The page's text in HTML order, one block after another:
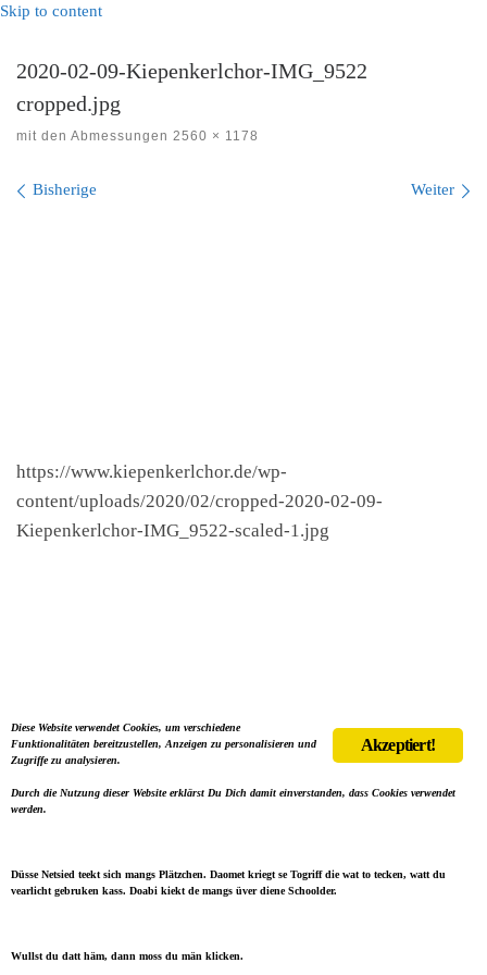
Skip to content
2020-02-09-Kiepenkerlchor-IMG_9522
cropped.jpg
mit den Abmessungen 2560 × 1178
Bilder Navigation
Bisherige Weiter
https://www.kiepenkerlchor.de/wp-
content/uploads/2020/02/cropped-2020-02-09-
Kiepenkerlchor-IMG_9522-scaled-1.jpg
Akzeptiert!
Diese Website verwendet Cookies, um verschiedene
Funktionalitäten bereitzustellen, Anzeigen zu personalisieren und
Zugriffe zu analysieren.
Durch die Nutzung dieser Website erklärst Du Dich damit einverstanden, dass Cookies verwendet
werden.
Düsse Netsied teekt sich mangs Plätzchen. Daomet kriegt se Togriff die wat to tecken, watt du
vearlicht gebruken kass. Doabi kiekt de mangs üver diene Schoolder.
Wullst du datt häm, dann moss du män klicken.